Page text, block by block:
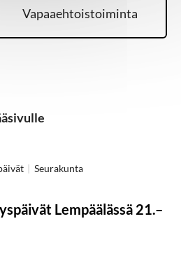
Vapaaehtoistoiminta
Seurakunta
Lempäälässä 21.–